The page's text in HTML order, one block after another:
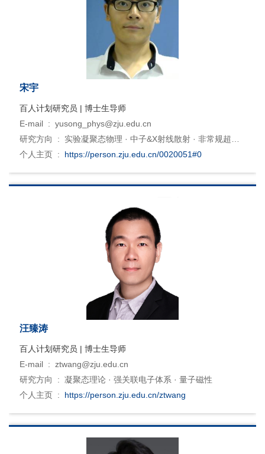
宋宇
百人计划研究员 | 博士生导师
yusong_phys@zju.edu.cn
研究方向 : 实验凝聚态物理 · 中子&X射线散射 · 非常规超导,
低维&阻挫磁性
个人主页 : https://person.zju.edu.cn/0020051#0
汪臻涛
百人计划研究员 | 博士生导师
ztwang@zju.edu.cn
研究方向 : 凝聚态理论 · 强关联电子体系 · 量子磁性
个人主页 : https://person.zju.edu.cn/ztwang